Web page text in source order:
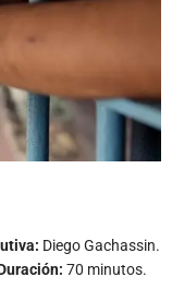
: Diego Gachassin.
70 minutos.